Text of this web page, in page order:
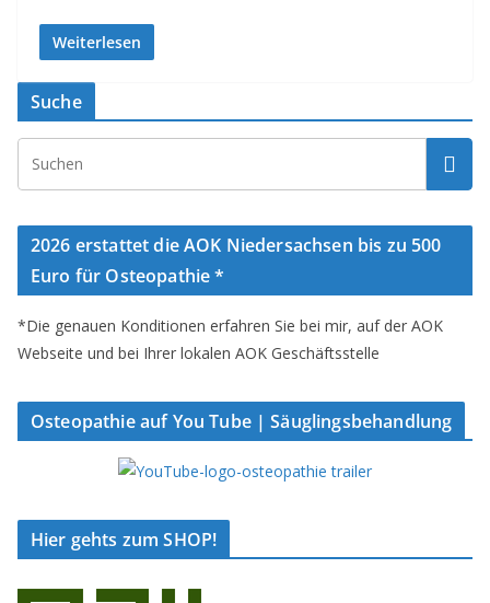
Weiterlesen
Suche
2026 erstattet die AOK Niedersachsen bis zu 500
Euro für Osteopathie *
*Die genauen Konditionen erfahren Sie bei mir, auf der AOK
Webseite und bei Ihrer lokalen AOK Geschäftsstelle
Osteopathie auf You Tube | Säuglingsbehandlung
Hier gehts zum SHOP!